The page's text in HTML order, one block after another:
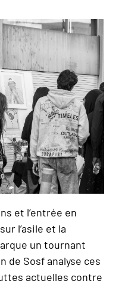
et l’entrée en
l’asile et la
un tournant
de Sosf analyse ces
actuelles contre